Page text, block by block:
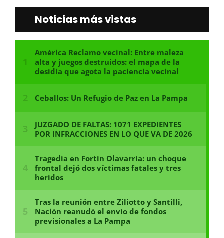
Noticias más vistas